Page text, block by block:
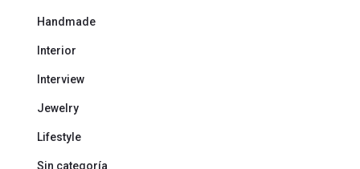
Handmade
Interior
Interview
Jewelry
Lifestyle
Sin categoría